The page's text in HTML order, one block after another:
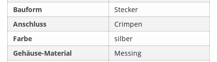
Bauform
Stecker
Anschluss
Crimpen
Farbe
silber
Gehäuse-Material
Messing